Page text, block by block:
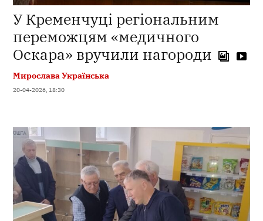
У Кременчуці регіональним
переможцям «медичного
Оскара» вручили нагороди
Мирослава Українська
20-04-2026, 18:30